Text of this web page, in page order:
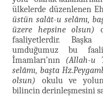
ülkelerde düzenlenen
üstün salât-u selâmı,
üzere hepsine olsun)
faaliyetlerdir. Başka
umduğumuz bu
İmamları’nın (Allah-u
selâmı, başta
olsun) okulu ve
bilincin derinleşmesini